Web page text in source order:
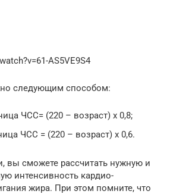
AS5VE9S4
следующим способом:
ЧСС= (220 – возраст) х 0,8;
ЧСС = (220 – возраст) х 0,6.
вы сможете рассчитать нужную и
интенсивность кардио-
жира. При этом помните, что